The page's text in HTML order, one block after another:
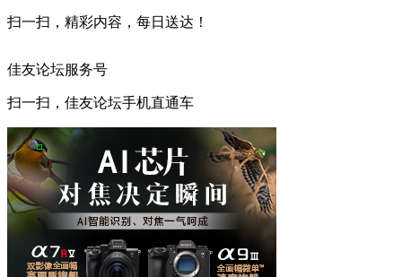
扫一扫，精彩内容，每日送达！
佳友论坛服务号
扫一扫，佳友论坛手机直通车